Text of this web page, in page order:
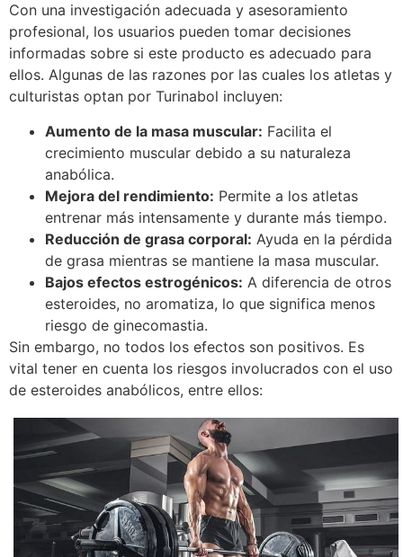
Con una investigación adecuada y asesoramiento
profesional, los usuarios pueden tomar decisiones
informadas sobre si este producto es adecuado para
ellos. Algunas de las razones por las cuales los atletas y
culturistas optan por Turinabol incluyen:
Aumento de la masa muscular: Facilita el
crecimiento muscular debido a su naturaleza
anabólica.
Mejora del rendimiento: Permite a los atletas
entrenar más intensamente y durante más tiempo.
Reducción de grasa corporal: Ayuda en la pérdida
de grasa mientras se mantiene la masa muscular.
Bajos efectos estrogénicos: A diferencia de otros
esteroides, no aromatiza, lo que significa menos
riesgo de ginecomastia.
Sin embargo, no todos los efectos son positivos. Es
vital tener en cuenta los riesgos involucrados con el uso
de esteroides anabólicos, entre ellos: